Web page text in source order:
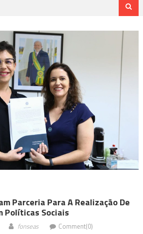
Parceria Para A Realização De
Políticas Sociais
fonseas Comment(0)